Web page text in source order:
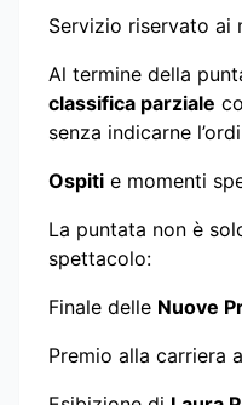
Servizio riservato ai
Al termine della
classifica parziale
senza indicarne
Ospiti e momenti
La puntata non è
spettacolo:
Finale delle Nuove
Premio alla carriera a